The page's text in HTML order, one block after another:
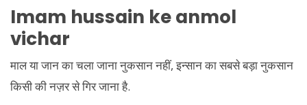
Imam hussain ke anmol
vichar
माल या जान का चला जाना नुकसान नहीं, इन्सान का सबसे बड़ा नुकसान
किसी की नज़र से गिर जाना है.